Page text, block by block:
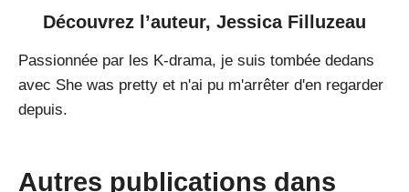
Découvrez l’auteur, Jessica Filluzeau
Passionnée par les K-drama, je suis tombée dedans
avec She was pretty et n'ai pu m'arrêter d'en regarder
depuis.
Autres publications dans